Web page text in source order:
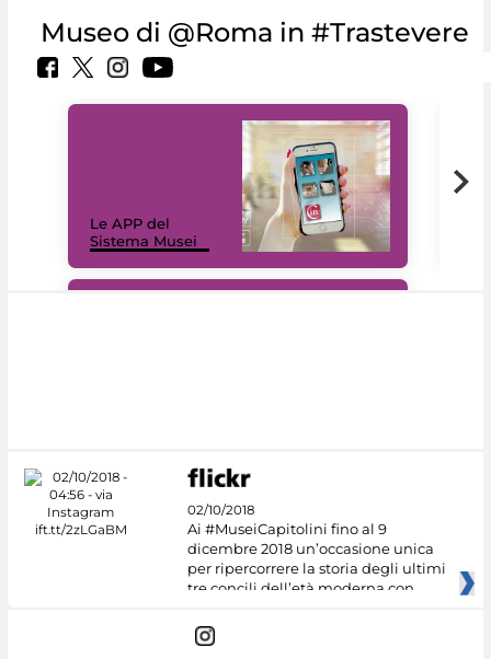
Museo di @Roma in #Trastevere
Le APP del
Sistema Musei
02/10/2018
Ai #MuseiCapitolini fino al 9
dicembre 2018 un’occasione unica
per ripercorrere la storia degli ultimi
tre concili dell’età moderna con